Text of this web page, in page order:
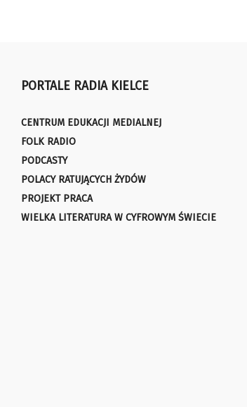
PORTALE RADIA KIELCE
CENTRUM EDUKACJI MEDIALNEJ
FOLK RADIO
PODCASTY
POLACY RATUJĄCYCH ŻYDÓW
PROJEKT PRACA
WIELKA LITERATURA W CYFROWYM ŚWIECIE